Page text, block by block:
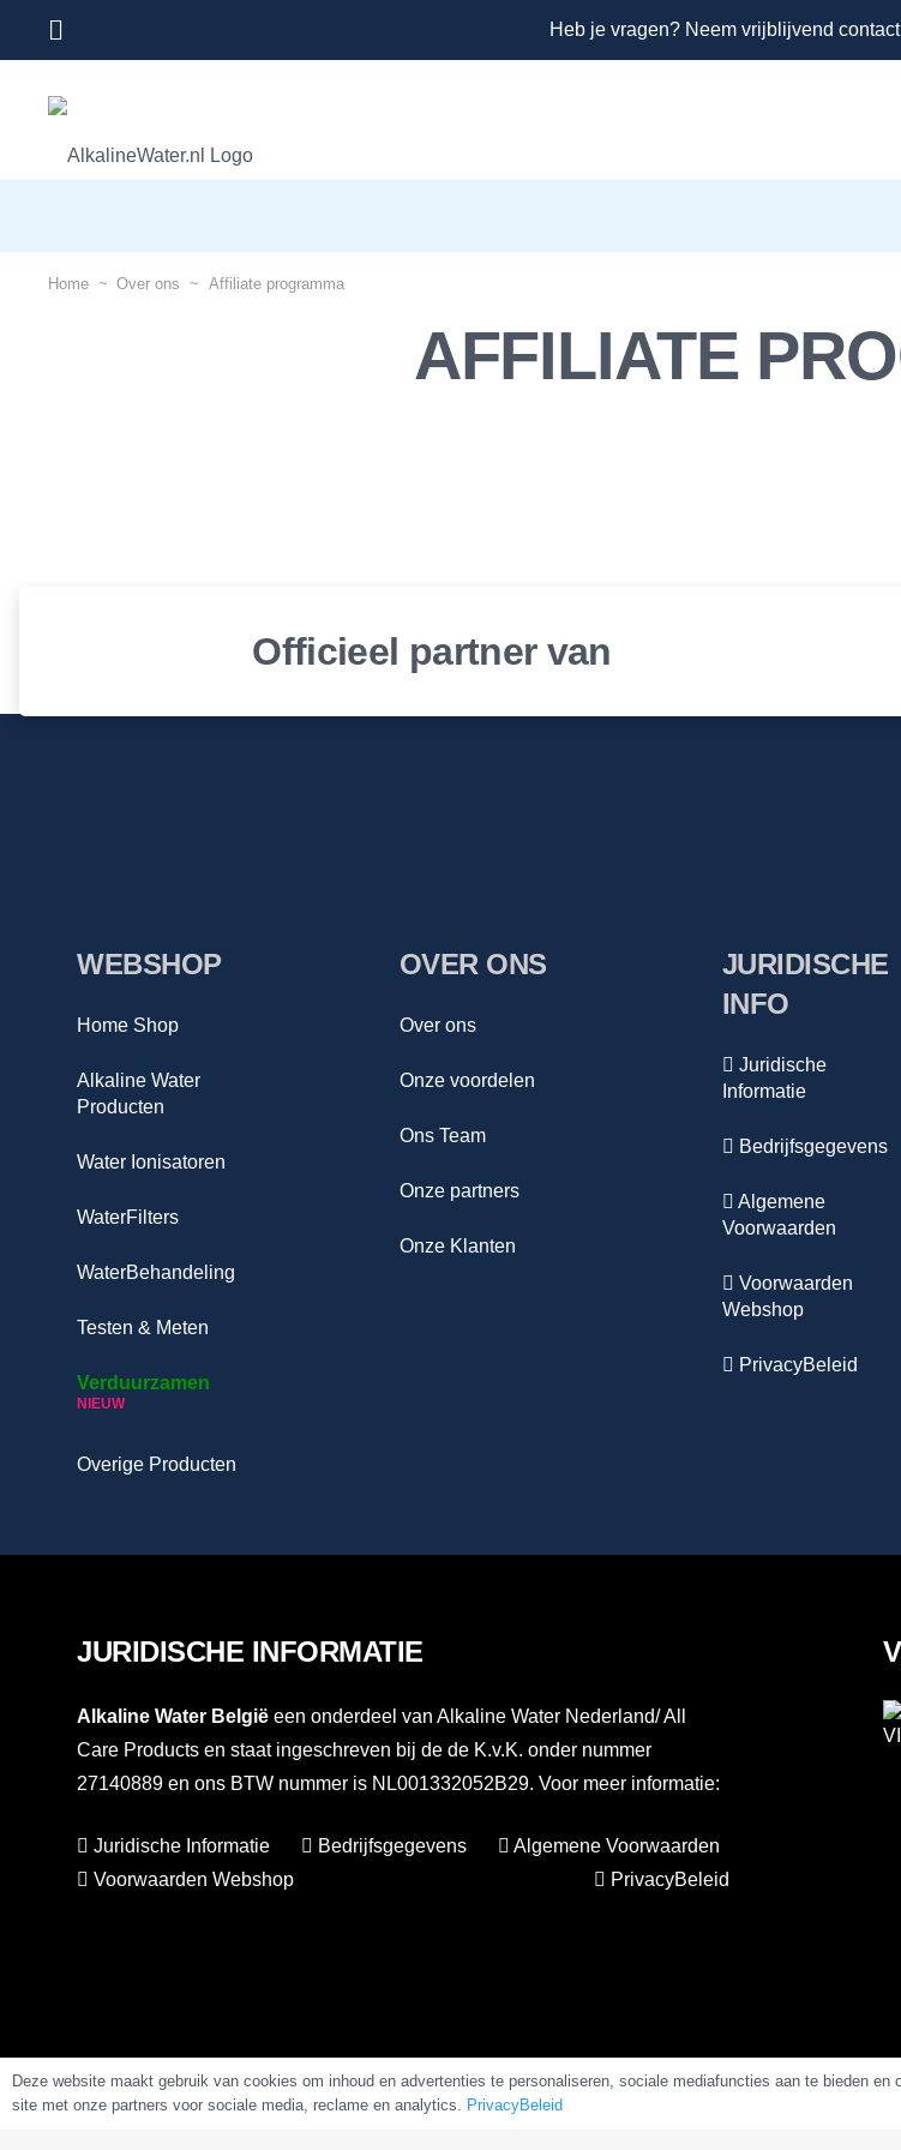
Heb je vragen? Neem vrijblijvend
Home ~ Over ons ~ Affiliate programma
AFFILIATE
Officieel partner van
WEBSHOP
Home Shop
Alkaline Water
Producten
Water Ionisatoren
WaterFilters
WaterBehandeling
Testen & Meten
Verduurzamen
NIEUW
Overige Producten
OVER ONS
Over ons
Onze voordelen
Ons Team
Onze partners
Onze Klanten
JURIDISCHE
INFO
Juridische
Informatie
Bedrijfsgegevens
Algemene
Voorwaarden
Voorwaarden
Webshop
PrivacyBeleid
JURIDISCHE INFORMATIE
Alkaline Water België een onderdeel van Alkaline Water Nederland/ All
Care Products en staat ingeschreven bij de de K.v.K. onder nummer
27140889 en ons BTW nummer is NL001332052B29. Voor meer informatie:
Juridische Informatie Bedrijfsgegevens
Algemene Voorwaarden
Voorwaarden Webshop
PrivacyBeleid
Deze website maakt gebruik van cookies om inhoud en advertenties te personaliseren, sociale mediafuncties aan te bieden
site met onze partners voor sociale media, reclame en analytics. PrivacyBeleid